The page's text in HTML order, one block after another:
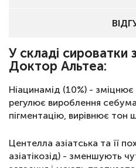
У складі сироватки
Доктор Альтеа:
Ніацинамід (10%) -
регулює вироблення
пігментацію, вирівнює тон
Центелла азіатська та її
азіатікозід) - зменшують